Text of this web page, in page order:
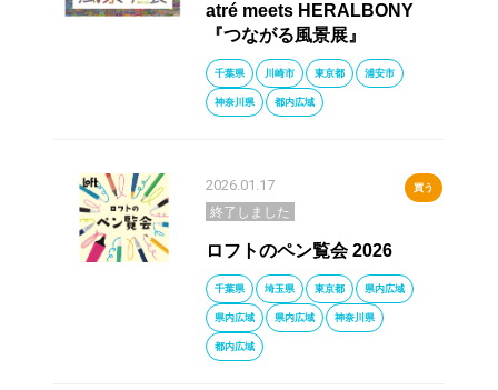
atré meets HERALBONY
『つながる風景展』
千葉県 川崎市 東京都 浦安市
神奈川県 都内広域
2026.01.17 買う
終了しました
ロフトのペン覧会 2026
千葉県 埼玉県 東京都 県内広域
県内広域 県内広域 神奈川県
都内広域